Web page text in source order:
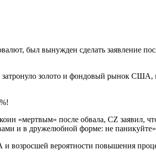
был вынужден сделать заявление
затронуло золото и фондовый рынок США,
«мертвым» после обвала, CZ заявил,
и в дружелюбной форме: не
и возросшей вероятности повышения